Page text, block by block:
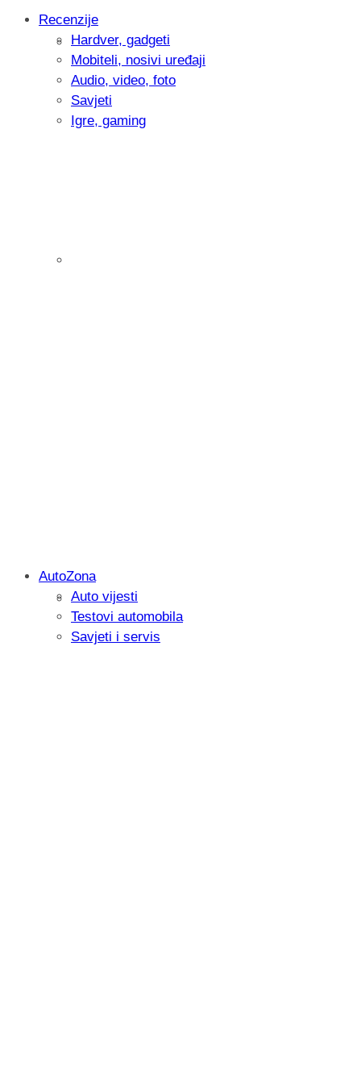
Intervju: Goran Jović, fotograf -
Recenzije
Hardver, gadgeti
Mobiteli, nosivi uređaji
Audio, video, foto
Savjeti
Igre, gaming
Savjetujemo: Što učiniti kada vaš
AutoZona
Auto vijesti
Testovi automobila
Savjeti i servis